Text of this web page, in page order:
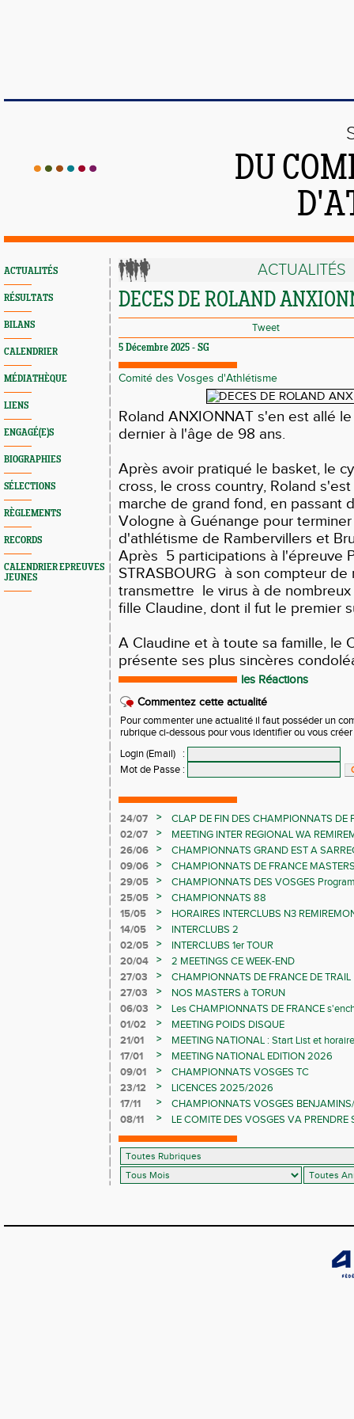
DU
ACTUALITÉS
RÉSULTATS
BILANS
CALENDRIER
MÉDIATHÈQUE
LIENS
ENGAGÉ(E)S
BIOGRAPHIES
SÉLECTIONS
RÈGLEMENTS
RECORDS
CALENDRIER EPREUVES
JEUNES
ACTUALITÉS
DECES DE ROLAND
Tweet
5 Décembre 2025 - SG
Comité des Vosges d'Athlétisme
Roland ANXIONNAT s'en est allé
dernier à l'âge de 98 ans.
Après avoir pratiqué le basket, le
cross, le cross country, Roland
marche de grand fond, en passant
Vologne à Guénange pour
d'athlétisme de Rambervillers et
Après 5 participations à l'épreuve
STRASBOURG à son compteur de
transmettre le virus à de
fille Claudine, dont il fut le premier
A Claudine et à toute sa famille, le
présente ses plus sincères
les Réactions
Commentez cette actualité
Pour commenter une actualité il faut posséder un
rubrique ci-dessous pour vous identifier ou vous
Login (Email)
:
Mot de Passe :
24/07 >
CLAP DE FIN DES CHAMPIONNATS DE
LES CHAMPIONNATS ELITE
02/07 >
MEETING INTER REGIONAL WA
26/06
>
CHAMPIONNATS GRAND EST A
09/06
>
CHAMPIONNATS DE FRANCE
29/05
>
CHAMPIONNATS DES VOSGES
25/05
>
CHAMPIONNATS 88
15/05
>
HORAIRES INTERCLUBS N3
14/05
>
INTERCLUBS 2
02/05
>
INTERCLUBS 1er TOUR
20/04
>
2 MEETINGS CE WEEK-END
27/03
>
CHAMPIONNATS DE FRANCE DE TRAIL
27/03
>
NOS MASTERS à TORUN
06/03
>
Les CHAMPIONNATS DE FRANCE
01/02
>
MEETING POIDS DISQUE
21/01
>
MEETING NATIONAL : Start List et
17/01
>
MEETING NATIONAL EDITION 2026
09/01
>
CHAMPIONNATS VOSGES TC
23/12
>
LICENCES 2025/2026
17/11
>
CHAMPIONNATS VOSGES
08/11
> LE COMITE DES VOSGES VA PRENDRE